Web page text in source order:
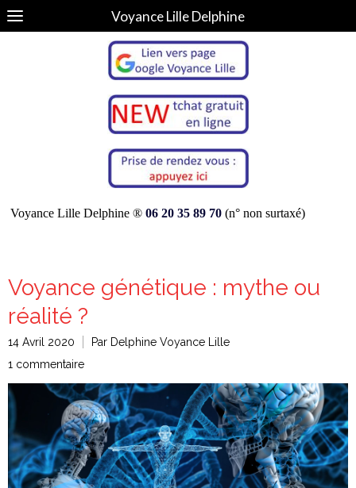
Voyance Lille Delphine
Voyance Lille Delphine ® 06 20 35 89 70 (n° non surtaxé)
Voyance génétique : mythe ou
réalité ?
14 Avril 2020
Par Delphine Voyance Lille
1 commentaire